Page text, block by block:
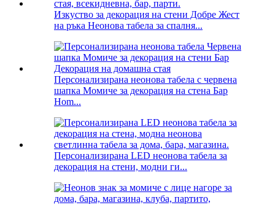
Изкуство за декорация на стени Добре Жест
на ръка Неонова табела за спалня...
Персонализирана неонова табела с червена
шапка Момиче за декорация на стена Бар
Hom...
Персонализирана LED неонова табела за
декорация на стени, модни ги...